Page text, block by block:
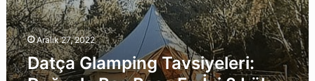
Aralık 27, 2022
Datça Glamping Tavsiyeleri: